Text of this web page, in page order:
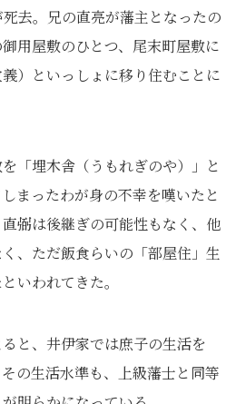
去。兄の直亮が藩主となったの
用屋敷のひとつ、尾末町屋敷に
）といっしょに移り住むことに
「埋木舎（うもれぎのや）」と
まったわが身の不幸を嘆いたと
弼は後継ぎの可能性もなく、他
、ただ飯食らいの「部屋住」生
いわれてきた。
と、井伊家では庶子の生活を
その生活水準も、上級藩士と同等